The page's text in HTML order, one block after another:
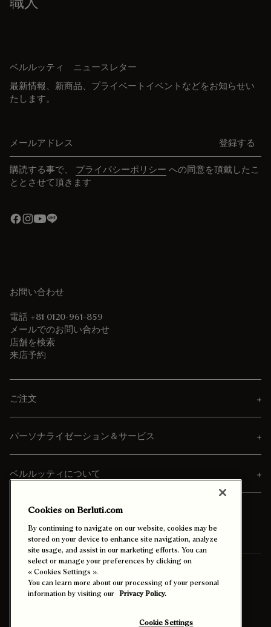
ベルルッティ ニュースレター
最新情報、新商品、プライベートイベントなどをお知らせい
たします。
登録する
購読する事で、 プライバシーポリシー への同意を頂戴したこ
ととさせて頂きます
お問い合わせ
電話 +81 0120-961-859
メールでのお問い合わせ
店舗を検索
来店予約
ご注文
パーソナライゼーション＆サービス
ベルルッティについて
送付先 日本 (日本語)
Cookies on Berluti.com
By continuing to navigate on our website, cookies may be
stored on your device to enhance site navigation, analyze
site usage, and assist in our marketing efforts. You can
select or manage your preferences by clicking on
« Cookies Settings ».
You can learn more about our processing of your personal
information by visiting our Privacy Policy.
Cookie Settings